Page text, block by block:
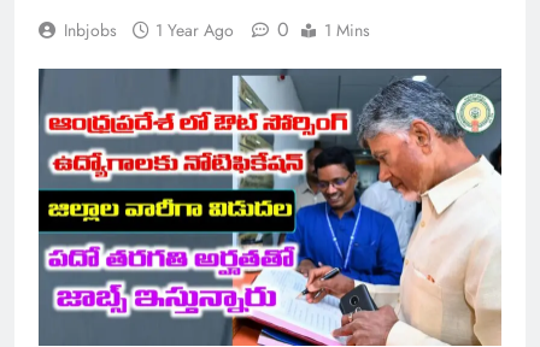
Inbjobs 1 Year Ago 0 1 Mins